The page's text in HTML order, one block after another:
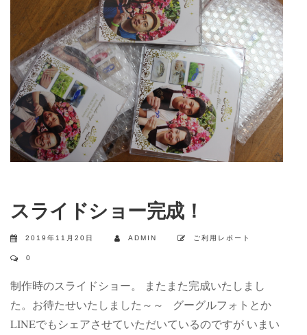
スライドショー完成！
2019年11月20日 ADMIN ご利用レポート
0
制作時のスライドショー。 またまた完成いたしまし
た。お待たせいたしました～～ グーグルフォトとか
LINEでもシェアさせていただいているのですが いまい